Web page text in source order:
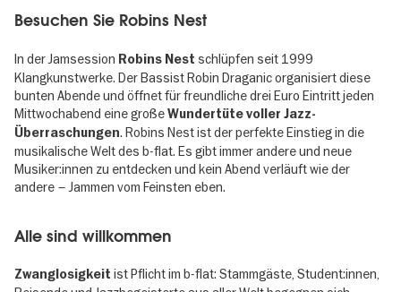
Besuchen Sie Robins Nest
In der Jamsession Robins Nest schlüpfen seit 1999
Klangkunstwerke. Der Bassist Robin Draganic organisiert diese
bunten Abende und öffnet für freundliche drei Euro Eintritt jeden
Mittwochabend eine großeWundertüte voller Jazz-
Überraschungen. Robins Nest ist der perfekte Einstieg in die
musikalische Welt des b-flat. Es gibt immer andere und neue
Musiker:innen zu entdecken und kein Abend verläuft wie der
andere – Jammen vom Feinsten eben.
Alle sind willkommen
Zwanglosigkeit ist Pflicht im b-flat: Stammgäste, Student:innen,